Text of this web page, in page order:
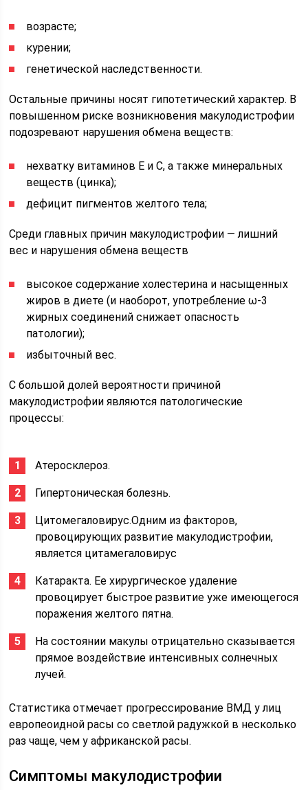
возрасте;
курении;
генетической наследственности.
Остальные причины носят гипотетический характер. В
повышенном риске возникновения макулодистрофии
подозревают нарушения обмена веществ:
нехватку витаминов Е и С, а также минеральных
веществ (цинка);
дефицит пигментов желтого тела;
Среди главных причин макулодистрофии — лишний
вес и нарушения обмена веществ
высокое содержание холестерина и насыщенных
жиров в диете (и наоборот, употребление ω-3
жирных соединений снижает опасность
патологии);
избыточный вес.
С большой долей вероятности причиной
макулодистрофии являются патологические
процессы:
Атеросклероз.
Гипертоническая болезнь.
Цитомегаловирус.Одним из факторов,
провоцирующих развитие макулодистрофии,
является цитамегаловирус
Катаракта. Ее хирургическое удаление
провоцирует быстрое развитие уже имеющегося
поражения желтого пятна.
На состоянии макулы отрицательно сказывается
прямое воздействие интенсивных солнечных
лучей.
Статистика отмечает прогрессирование ВМД у лиц
европеоидной расы со светлой радужкой в несколько
раз чаще, чем у африканской расы.
Симптомы макулодистрофии